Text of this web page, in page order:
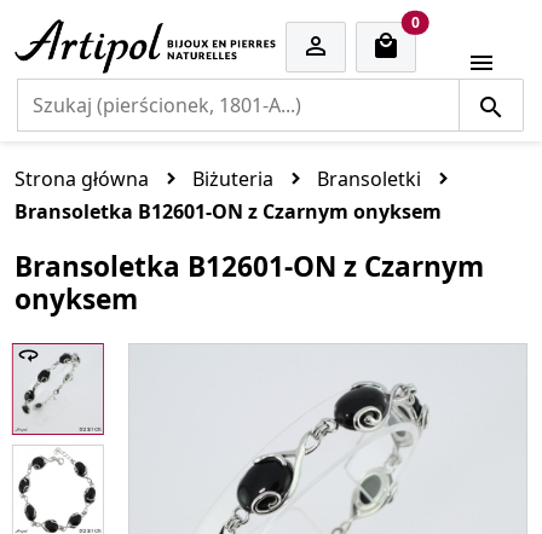

0cart items

Strona główna Biżuteria
Bransoletki
Bransoletka B12601-ON z Czarnym onyksem
Bransoletka B12601-ON z Czarnym
onyksem